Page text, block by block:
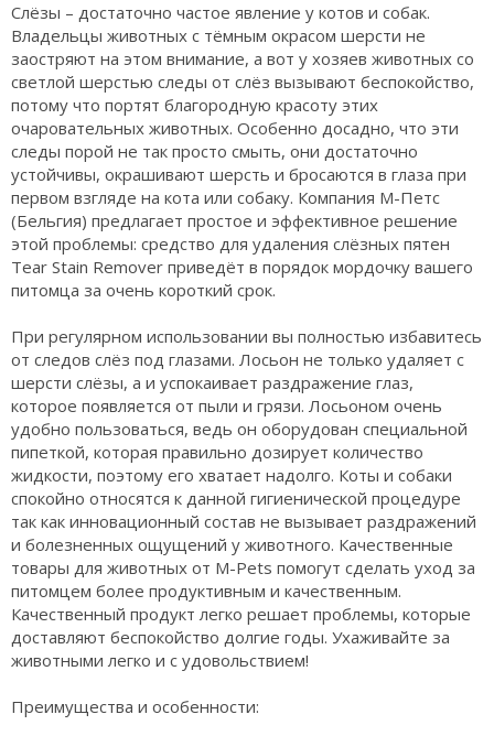
Слёзы – достаточно частое явление у котов и собак.
Владельцы животных с тёмным окрасом шерсти не
заостряют на этом внимание, а вот у хозяев животных со
светлой шерстью следы от слёз вызывают беспокойство,
потому что портят благородную красоту этих
очаровательных животных. Особенно досадно, что эти
следы порой не так просто смыть, они достаточно
устойчивы, окрашивают шерсть и бросаются в глаза при
первом взгляде на кота или собаку. Компания М-Петс
(Бельгия) предлагает простое и эффективное решение
этой проблемы: средство для удаления слёзных пятен
Tear Stain Remover приведёт в порядок мордочку вашего
питомца за очень короткий срок.
При регулярном использовании вы полностью избавитесь
от следов слёз под глазами. Лосьон не только удаляет с
шерсти слёзы, а и успокаивает раздражение глаз,
которое появляется от пыли и грязи. Лосьоном очень
удобно пользоваться, ведь он оборудован специальной
пипеткой, которая правильно дозирует количество
жидкости, поэтому его хватает надолго. Коты и собаки
спокойно относятся к данной гигиенической процедуре
так как инновационный состав не вызывает раздражений
и болезненных ощущений у животного. Качественные
товары для животных от M-Pets помогут сделать уход за
питомцем более продуктивным и качественным.
Качественный продукт легко решает проблемы, которые
доставляют беспокойство долгие годы. Ухаживайте за
животными легко и с удовольствием!
Преимущества и особенности: